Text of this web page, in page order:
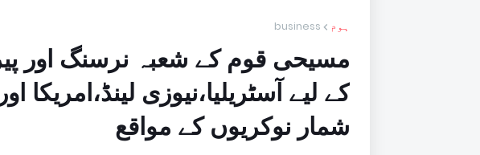
ہوم business
مسیحی قوم کے شعبہ نرسنگ اور
کے لیے آسٹریلیا،نیوزی لینڈ،امریکا
شمار نوکریوں کے مواقع